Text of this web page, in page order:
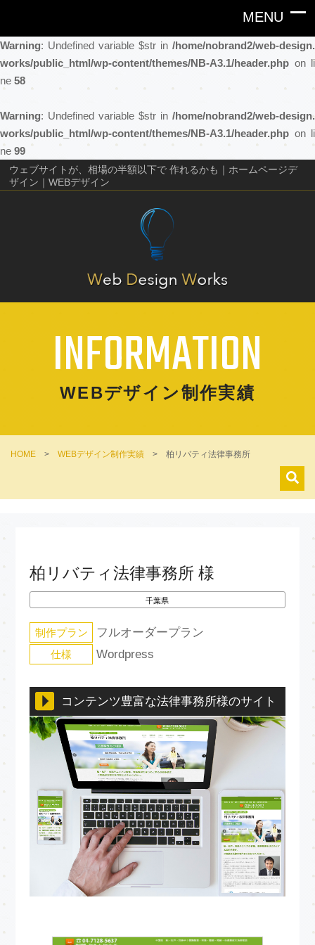
Warning: Undefined variable $str in /home/nobrand2/web-design.
works/public_html/wp-content/themes/NB-A3.1/header.php on li
ne 58
Warning: Undefined variable $str in /home/nobrand2/web-design.
works/public_html/wp-content/themes/NB-A3.1/header.php on li
ne 99
ウェブサイトが、相場の半額以下で 作れるかも｜ホームページデ
ザイン｜WEBデザイン
INFORMATION
WEBデザイン制作実績
HOME > WEBデザイン制作実績 > 柏リバティ法律事務所
柏リバティ法律事務所 様
千葉県
制作プラン フルオーダープラン
仕様 Wordpress
コンテンツ豊富な法律事務所様のサイト